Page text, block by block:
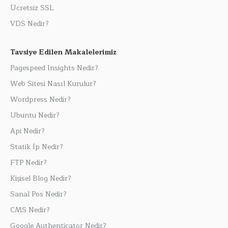
Ücretsiz SSL
VDS Nedir?
Tavsiye Edilen Makalelerimiz
Pagespeed Insights Nedir?
Web Sitesi Nasıl Kurulur?
Wordpress Nedir?
Ubuntu Nedir?
Api Nedir?
Statik İp Nedir?
FTP Nedir?
Kişisel Blog Nedir?
Sanal Pos Nedir?
CMS Nedir?